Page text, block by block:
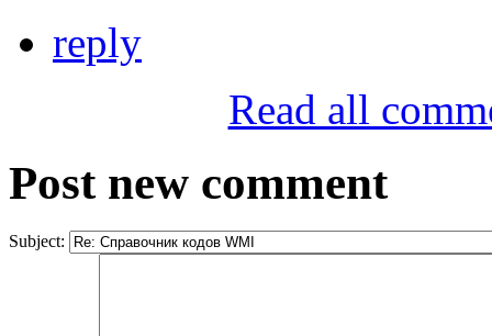
reply
Read all
Post new comment
Subject: